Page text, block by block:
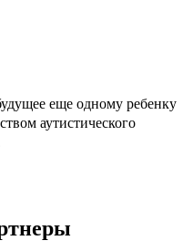
еще одному ребенку
аутистического